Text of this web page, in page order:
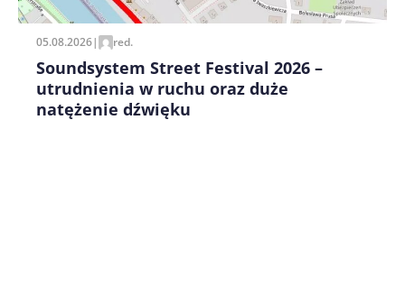
05.08.2026| red.
Soundsystem Street Festival 2026 –
utrudnienia w ruchu oraz duże
natężenie dźwięku